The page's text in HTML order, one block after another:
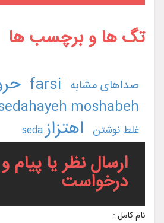
تگ ها و برچسب ها
صداهای مشابه farsi
moshabeh
غلط نوشتن اهتزازseda
ارسال نظر یا پیام و
درخواست
نام کامل :